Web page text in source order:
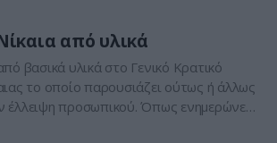
από υλικά
βασικά υλικά στο Γενικό Κρατικό
το οποίο παρουσιάζει ούτως ή άλλως
προσωπικού. Όπως ενημερώνει